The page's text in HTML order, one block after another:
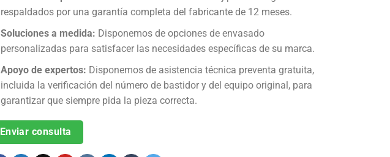
respaldados por una garantía completa del fabricante de 12 meses.
Soluciones a medida: Disponemos de opciones de envasado
personalizadas para satisfacer las necesidades específicas de su marca.
Apoyo de expertos: Disponemos de asistencia técnica preventa gratuita,
incluida la verificación del número de bastidor y del equipo original, para
garantizar que siempre pida la pieza correcta.
Enviar consulta